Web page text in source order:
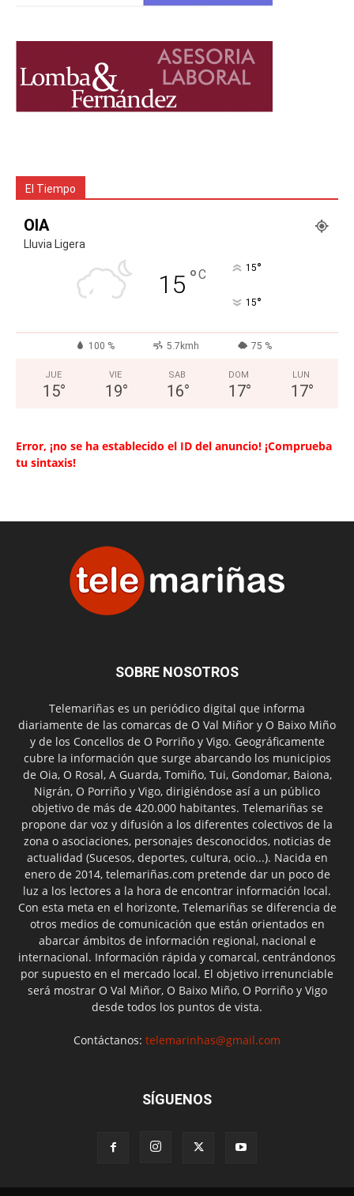
El Tiempo
OIA
Lluvia Ligera
15 °C 15°
15°
100 % 5.7kmh 75 %
JUE
15°
VIE
19°
SAB
16°
DOM
17°
LUN
17°
Error, ¡no se ha establecido el ID del anuncio! ¡Comprueba
tu sintaxis!
SOBRE NOSOTROS
Telemariñas es un periódico digital que informa
diariamente de las comarcas de O Val Miñor y O Baixo Miño
y de los Concellos de O Porriño y Vigo. Geográficamente
cubre la información que surge abarcando los municipios
de Oia, O Rosal, A Guarda, Tomiño, Tui, Gondomar, Baiona,
Nigrán, O Porriño y Vigo, dirigiéndose así a un público
objetivo de más de 420.000 habitantes. Telemariñas se
propone dar voz y difusión a los diferentes colectivos de la
zona o asociaciones, personajes desconocidos, noticias de
actualidad (Sucesos, deportes, cultura, ocio...). Nacida en
enero de 2014, telemariñas.com pretende dar un poco de
luz a los lectores a la hora de encontrar información local.
Con esta meta en el horizonte, Telemariñas se diferencia de
otros medios de comunicación que están orientados en
abarcar ámbitos de información regional, nacional e
internacional. Información rápida y comarcal, centrándonos
por supuesto en el mercado local. El objetivo irrenunciable
será mostrar O Val Miñor, O Baixo Miño, O Porriño y Vigo
desde todos los puntos de vista.
Contáctanos: telemarinhas@gmail.com
SÍGUENOS